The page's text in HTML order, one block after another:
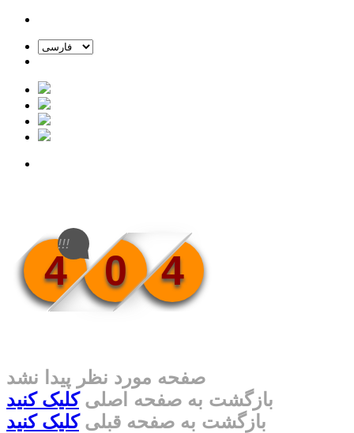
4 0 4
!!!
صفحه مورد نظر پیدا نشد
بازگشت به صفحه اصلیکلیک کنید
بازگشت به صفحه قبلیکلیک کنید